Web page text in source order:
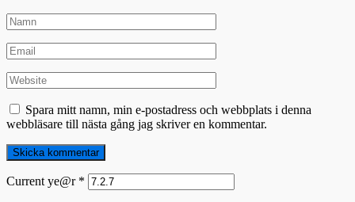
Spara mitt namn, min e-postadress och webbplats i denna
webbläsare till nästa gång jag skriver en kommentar.
Current ye@r *